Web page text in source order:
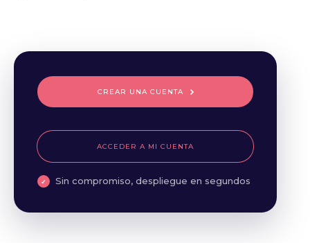
CREAR UNA CUENTA
ACCEDER A MI CUENTA
Sin compromiso, despliegue en segundos